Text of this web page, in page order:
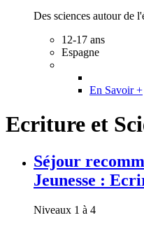
Des sciences autour de
12-17 ans
Espagne
En Savoir +
Ecriture et
Séjour
Jeunesse :
Niveaux 1 à 4